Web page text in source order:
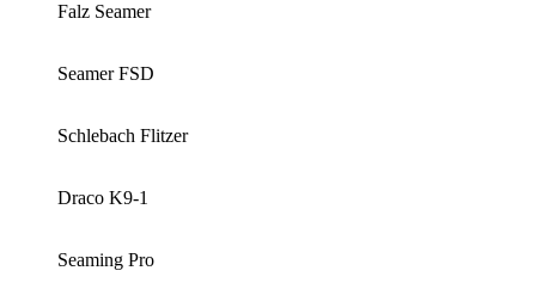
Falz Seamer
Seamer FSD
Schlebach Flitzer
Draco K9-1
Seaming Pro